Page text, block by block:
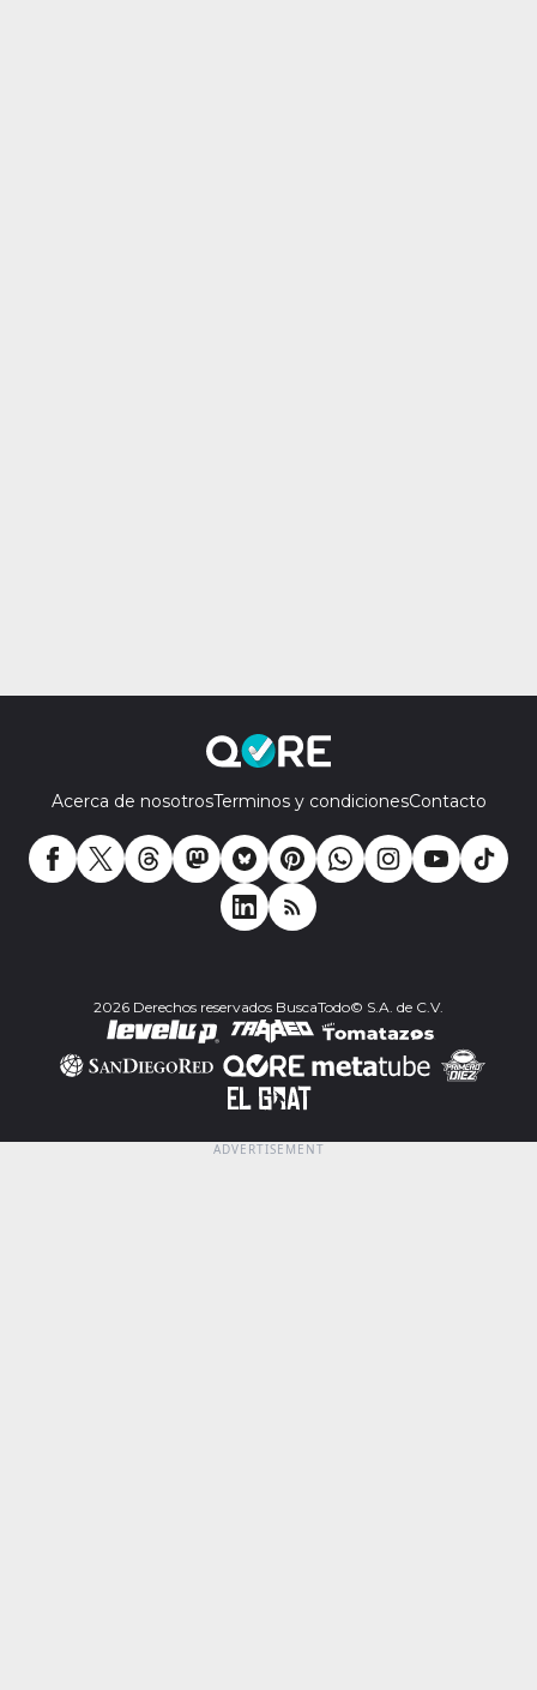
Acerca de nosotrosTerminos y condicionesContacto
2026 Derechos reservados BuscaTodo© S.A. de C.V.